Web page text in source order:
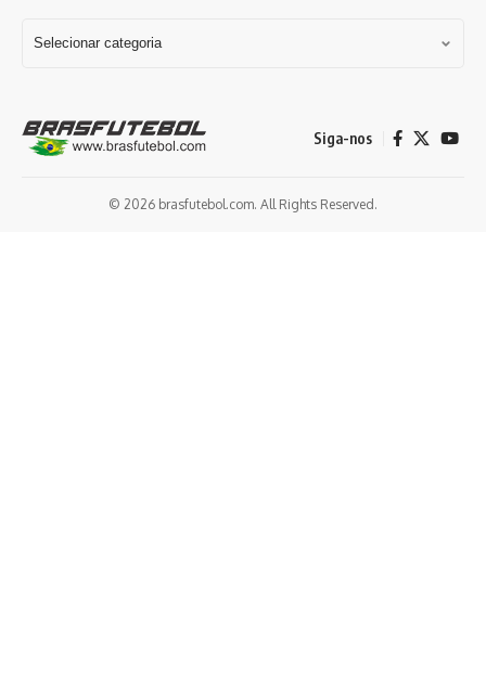
Siga-nos
© 2026 brasfutebol.com. All Rights Reserved.